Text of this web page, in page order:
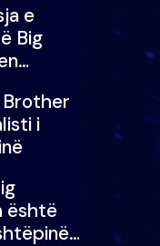
e
Big
i
është